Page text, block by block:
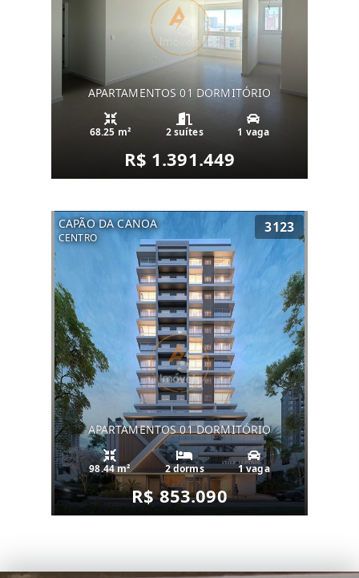
APARTAMENTOS 01 DORMITÓRIO
68.25 m² 2 suítes 1 vaga
R$ 1.391.449
CAPÃO DA CANOA
CENTRO
3123
APARTAMENTOS 01 DORMITÓRIO
98.44 m² 2 dorms 1 vaga
R$ 853.090